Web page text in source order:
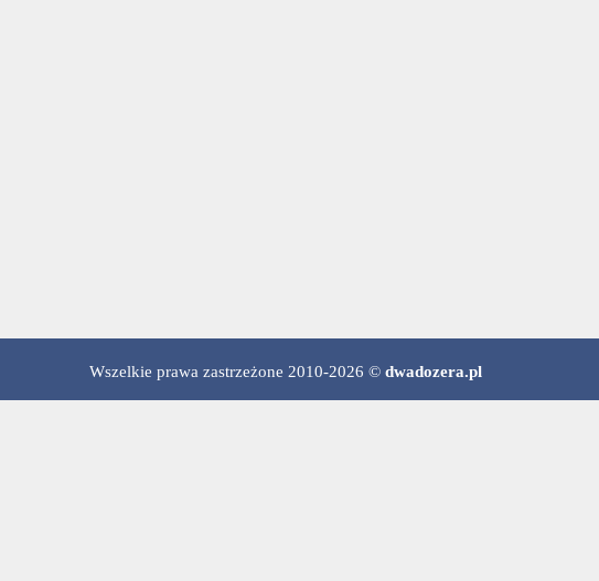
Wszelkie prawa zastrzeżone 2010-2026 © dwadozera.pl